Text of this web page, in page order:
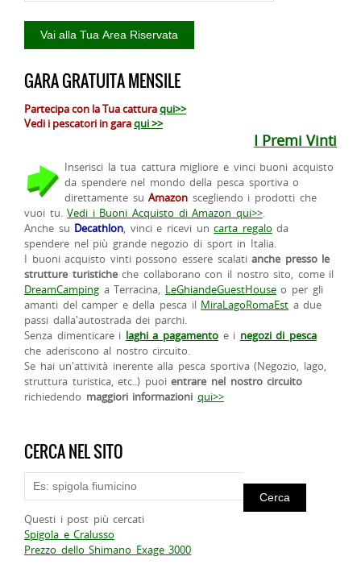
GARA GRATUITA MENSILE
Partecipa con la Tua catturaqui>>
Vedi i pescatori in garaqui >>
I Premi Vinti
Inserisci la tua cattura migliore e vinci buoni acquisto
da spendere nel mondo della pesca sportiva o
direttamente suAmazon scegliendo i prodotti che
vuoi tu.Vedi i Buoni Acquisto di Amazon qui>>.
Anche su Decathlon, vinci e ricevi uncarta regalo da
spendere nel più grande negozio di sport in Italia.
I buoni acquisto vinti possono essere scalatianche presso le
strutture turisticheche collaborano con il nostro sito, come il
DreamCamping a Terracina, LeGhiandeGuestHouseo per gli
amanti del camper e della pesca il MiraLagoRomaEst a due
passi dalla'autostrada dei parchi.
Senza dimenticare i laghi a pagamento e i negozi di pesca
che aderiscono al nostro circuito.
Se hai un'attività inerente alla pesca sportiva (Negozio, lago,
struttura turistica, etc..) puoientrare nel nostro circuito
richiedendo maggiori informazioni qui>>
CERCA NEL SITO
Questi i post più cercati
Spigola e Cralusso
Prezzo dello Shimano Exage 3000